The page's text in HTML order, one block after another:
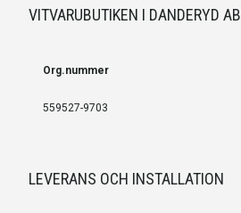
VITVARUBUTIKEN I DANDERYD AB
Org.nummer
559527-9703
LEVERANS OCH INSTALLATION